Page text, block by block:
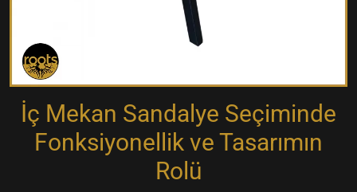
İç Mekan Sandalye Seçiminde
Fonksiyonellik ve Tasarımın
Rolü